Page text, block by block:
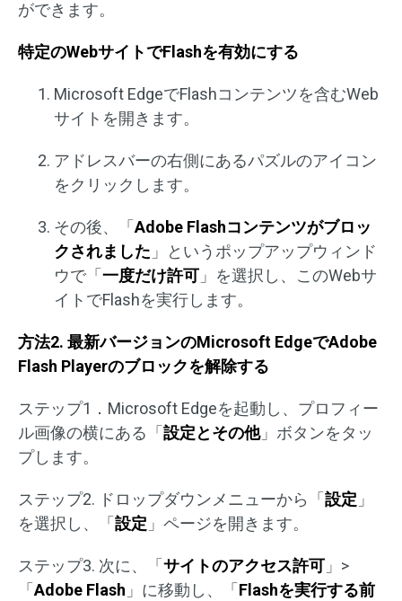
ができます。
特定のWebサイトでFlashを有効にする
Microsoft EdgeでFlashコンテンツを含むWeb
サイトを開きます。
アドレスバーの右側にあるパズルのアイコン
をクリックします。
その後、「Adobe Flashコンテンツがブロッ
クされました 」というポップアップウィンド
ウで「 一度だけ許可 」を選択し、このWebサ
イトでFlashを実行します。
方法2. 最新バージョンのMicrosoft EdgeでAdobe
Flash Playerのブロックを解除する
ステップ1．Microsoft Edgeを起動し、プロフィー
ル画像の横にある「 設定とその他」ボタンをタッ
プします。
ステップ2. ドロップダウンメニューから「 設定 」
を選択し、「 設定 」ページを開きます。
ステップ3. 次に、「 サイトのアクセス許可 」>
「Adobe Flash 」に移動し、「 Flashを実行する前